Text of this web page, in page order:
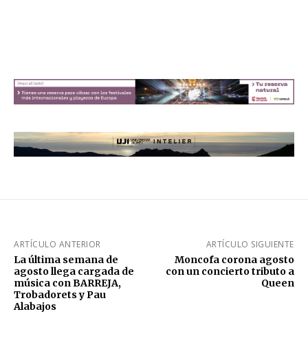
ARTÍCULO ANTERIOR
La última semana de
agosto llega cargada de
música con BARREJA,
Trobadorets y Pau
Alabajos
ARTÍCULO SIGUIENTE
Moncofa corona agosto
con un concierto tributo a
Queen